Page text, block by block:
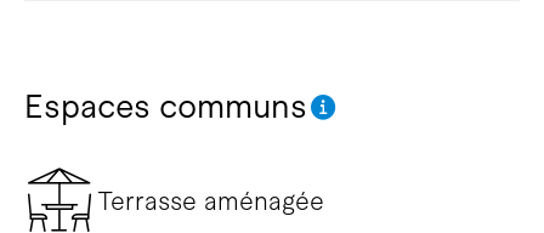
Espaces communs
Terrasse aménagée